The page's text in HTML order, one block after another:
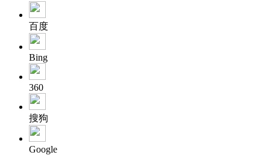
百度
Bing
360
搜狗
Google